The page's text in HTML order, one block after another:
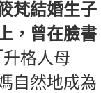
梵結婚生子
，曾在臉書
升格人母
自然地成為